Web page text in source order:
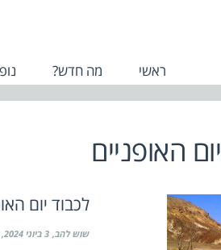
ראשי מה חדש?
יום האופניים
לכבוד יום
שוש להב 3 ביוני 2024